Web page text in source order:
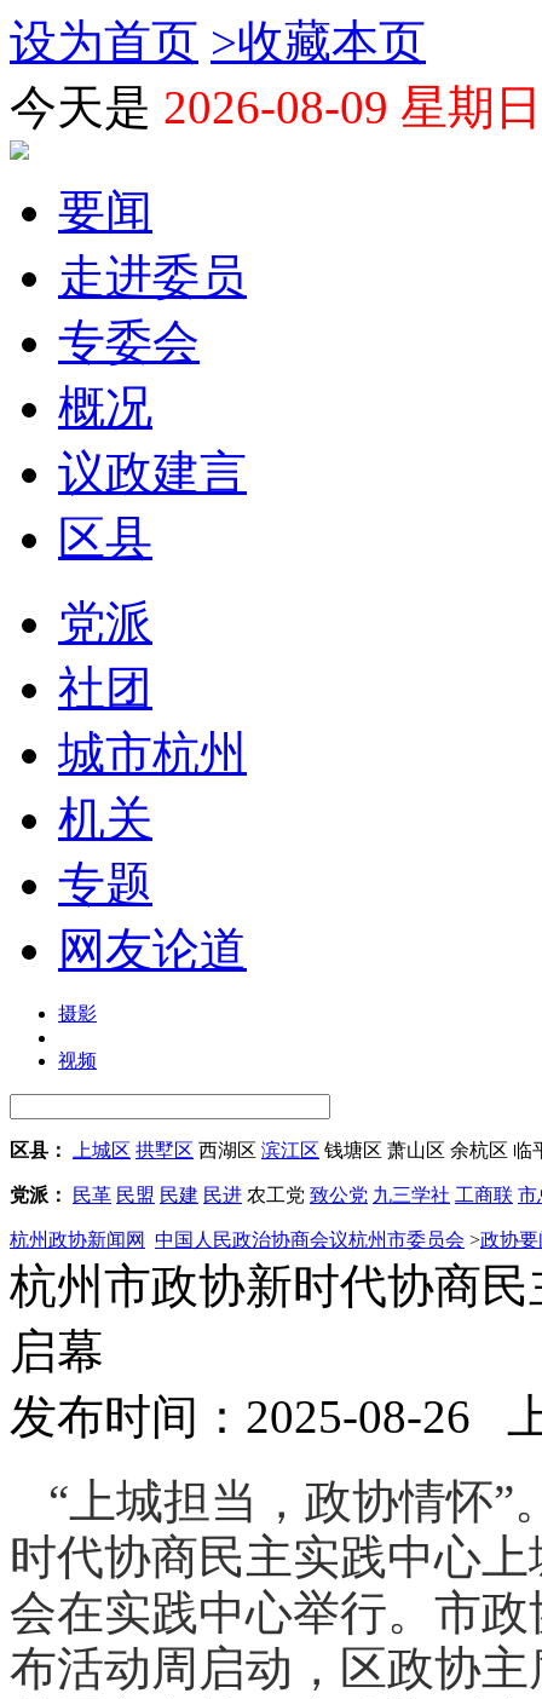
设为首页 >收藏本页
今天是 2026-08-09 星期日
要闻
走进委员
专委会
概况
议政建言
区县
党派
社团
城市杭州
机关
专题
网友论道
摄影
视频
区县： 上城区 拱墅区 西湖区 滨江区 钱塘区 萧山区 余杭区 临
党派： 民革 民盟 民建 民进 农工党 致公党 九三学社 工商联 市
杭州政协新闻网 中国人民政治协商会议杭州市委员会 >政协要
杭州市政协新时代协商
启幕
发布时间：2025-08-26
“上城担当，政协情怀”
时代协商民主实践中心
会在实践中心举行。市
布活动周启动，区政协